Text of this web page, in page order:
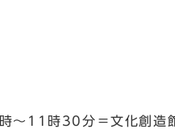
～11時30分＝文化創造